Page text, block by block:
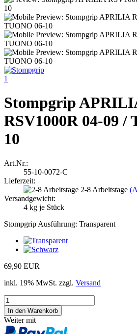
1
Stompgrip
RSV1000R 04-09 /
10
Art.Nr.:
55-10-0072-C
Lieferzeit:
2-8 Arbeitstage
Versandgewicht:
4 kg je Stück
Stompgrip Ausführung: Transparent
69,90 EUR
inkl. 19% MwSt. zzgl. Versand
Weiter mit